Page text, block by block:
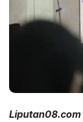
Liputan08.com